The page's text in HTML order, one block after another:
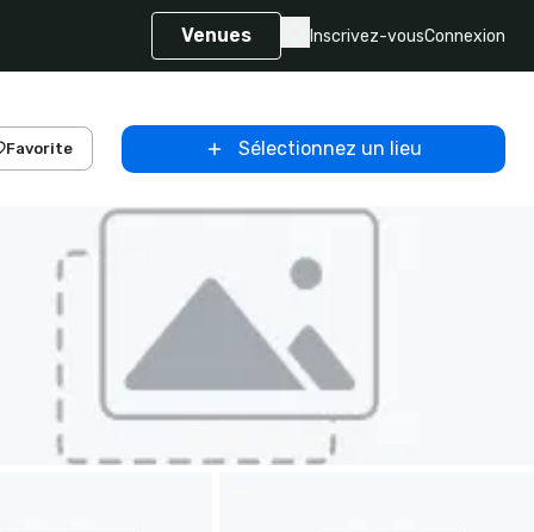
Venues Inscrivez-vousConnexion
Favorite Sélectionnez un lieu